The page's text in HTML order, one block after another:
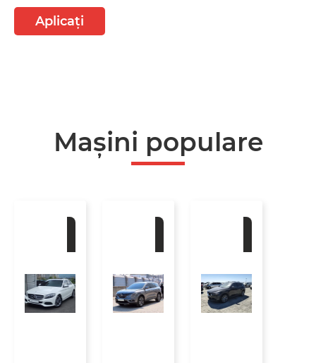
Aplicați
Mașini populare